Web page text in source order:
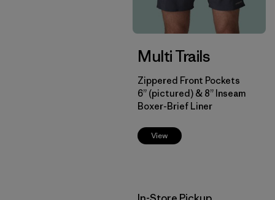
Multi Trails
Zippered Front Pockets
6” (pictured) & 8” Inseam
Boxer-Brief Liner
View